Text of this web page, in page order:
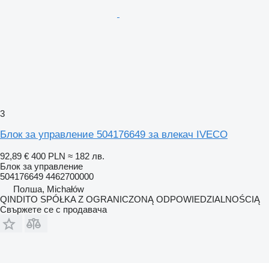
3
Блок за управление 504176649 за влекач IVECO
92,89 € 400 PLN ≈ 182 лв.
Блок за управление
504176649 4462700000
Полша, Michałów
QINDITO SPÓŁKA Z OGRANICZONĄ ODPOWIEDZIALNOŚCIĄ
Свържете се с продавача